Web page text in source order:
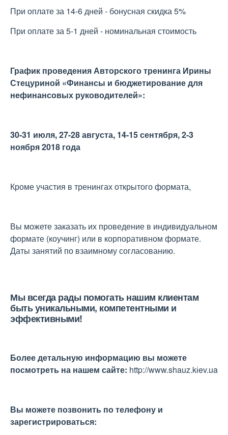
При оплате за 14-6 дней - бонусная скидка 5%
При оплате за 5-1 дней - номинальная стоимость
График проведения Авторского тренинга Ирины
Стецуриной «Финансы и бюджетирование для
нефинансовых руководителей»:
30-31 июля, 27-28 августа, 14-15 сентября, 2-3
ноября 2018 года
Кроме участия в тренингах открытого формата,
Вы можете заказать их проведение в индивидуальном
формате (коучинг) или в корпоративном формате.
Даты занятий по взаимному согласованию.
Мы всегда рады помогать нашим клиентам
быть уникальными, компетентными и
эффективными!
Более детальную информацию вы можете
посмотреть на нашем сайте: http://www.shauz.kіev.ua
Вы можете позвонить по телефону и
зарегистрироваться: